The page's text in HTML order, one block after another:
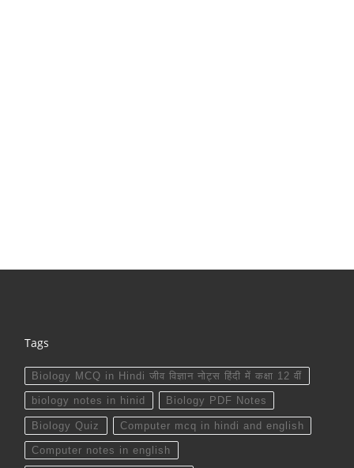
Tags
Biology MCQ in Hindi जीव विज्ञान नोट्स हिंदी में कक्षा 12 वीं
biology notes in hinid Biology PDF Notes
Biology Quiz Computer mcq in hindi and english
Computer notes in english